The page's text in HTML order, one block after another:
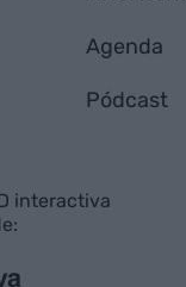
Agenda
Pódcast
interactiva